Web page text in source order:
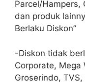
Parcel/Hampers,
dan produk
Berlaku Diskon”
-Diskon tidak
Corporate, Mega
Groserindo,